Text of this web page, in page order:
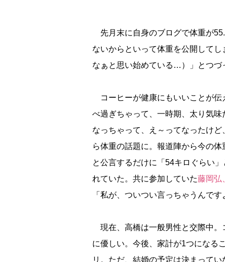
先月末に自身のブログで体重が
ないからといって体重を公開して
なぁと思い始めている…）」とつづ
コーヒーが健康にもいいことが伝
べ過ぎちゃって、一時期、太り気
なっちゃって、え～ってなったけ
ら体重の話題に。報道陣から今の体
と公言するだけに「54キロぐらい
れていた。共に参加していた藤岡弘
「私が、ついつい言っちゃうんです
現在、高橋は一般男性と交際中。
に優しい。今後、家計が1つになる
リ。ただ、結婚の予定は決まって